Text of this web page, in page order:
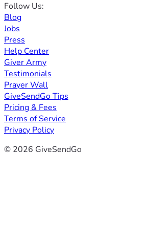
Follow Us:
Blog
Jobs
Press
Help Center
Giver Army
Testimonials
Prayer Wall
GiveSendGo Tips
Pricing & Fees
Terms of Service
Privacy Policy
© 2026 GiveSendGo